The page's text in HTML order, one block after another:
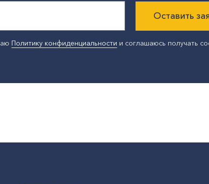
Оставить
Политику конфиденциальности и соглашаюсь получать